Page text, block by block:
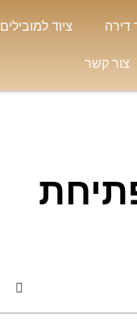
דירה ציוד למובילים
צור קשר